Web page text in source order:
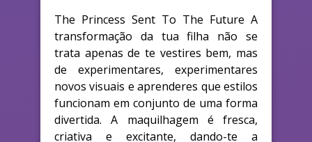
The Princess Sent To The Future A
transformação da tua filha não se
trata apenas de te vestires bem, mas
de experimentares, experimentares
novos visuais e aprenderes que estilos
funcionam em conjunto de uma forma
divertida. A maquilhagem é fresca,
criativa e excitante, dando-te a